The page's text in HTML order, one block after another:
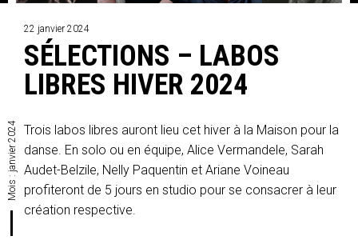
22 janvier 2024
SÉLECTIONS – LABOS
LIBRES HIVER 2024
Mois :
janvier 2024 Trois labos libres auront lieu cet hiver à la Maison pour la
danse. En solo ou en équipe, Alice Vermandele, Sarah
Audet-Belzile, Nelly Paquentin et Ariane Voineau
profiteront de 5 jours en studio pour se consacrer à leur
création respective.